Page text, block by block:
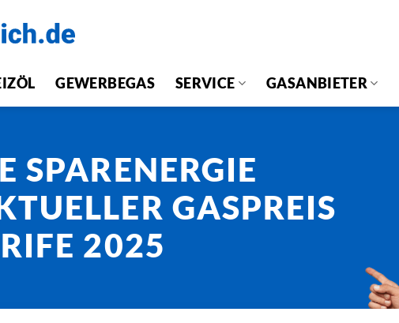
GEWERBEGAS SERVICE GASANBIETER
SPARENERGIE
GASPREIS
2025